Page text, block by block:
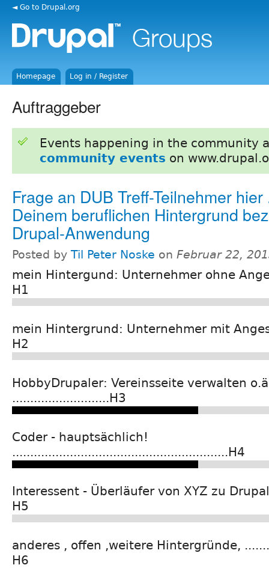
◄ Go to Drupal.org
Homepage Log in / Register
Auftraggeber
Events happening in the community
community events on
Frage an DUB Treff-Teilnehmer hier
Deinem beruflichen Hintergrund
Drupal-Anwendung
Posted by Til Peter Noske on Februar 22,
mein Hintergund: Unternehmer ohne
H1
mein Hintergrund: Unternehmer mit
H2
HobbyDrupaler: Vereinsseite verwalten
...........................H3
Coder - hauptsächlich!
............................................................H4
Interessent - Überläufer von XYZ zu
H5
anderes , offen ,weitere Hintergründe,
H6